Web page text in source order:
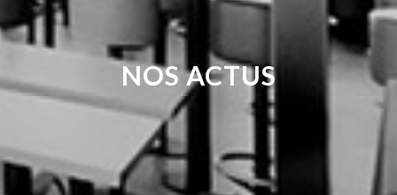
NOS ACTUS